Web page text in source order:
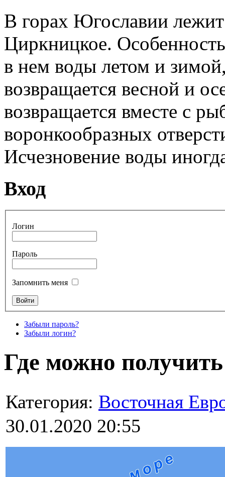
В горах Югославии лежит
Циркницкое.
в нем воды летом и
возвращается весной и
возвращается вместе с
воронкообразных
Исчезновение воды
Вход
Логин
Пароль
Запомнить меня
Забыли пароль?
Забыли логин?
Где можно
Категория: Восточная
30.01.2020 20:55